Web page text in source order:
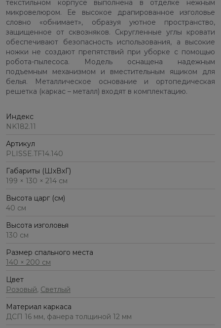
текстильном корпусе выполнена в отделке нежным
микровелюром. Ее высокое драпированное изголовье
словно «обнимает», образуя уютное пространство,
защищенное от сквозняков. Скругленные углы кровати
обеспечивают безопасность использования, а высокие
ножки не создают препятствий при уборке с помощью
робота-пылесоса. Модель оснащена надежным
подъемным механизмом и вместительным ящиком для
белья. Металлическое основание и ортопедическая
решетка (каркас – металл) входят в комплектацию.
Индекс
NK182.11
Артикул
PLISSE.TF14.140
Габариты (ШхВхГ)
199 × 130 × 214 см
Высота царг (см)
40 см
Высота изголовья
130 см
Размер спального места
140 × 200 см
Цвет
Розовый, Светлый
Материал каркаса
ДСП 16 мм, фанера толщиной 12 мм